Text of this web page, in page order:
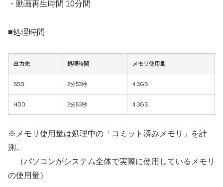
・動画再生時間 10分間
■処理時間
出力先 処理時間 メモリ使用量
SSD 2分53秒 4.3GB
HDD 2分53秒 4.3GB
※メモリ使用量は処理中の「コミット済みメモリ」を計
測。
（パソコンがシステム全体で実際に使用しているメモリ
の使用量）